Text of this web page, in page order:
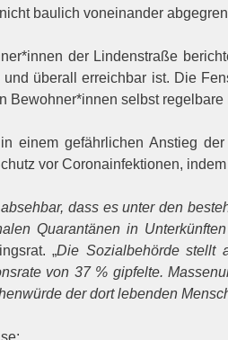
nicht baulich voneinander
der Lindenstraße
und überall erreichbar ist. Die
Bewohner*innen selbst regelbare
einem gefährlichen Anstieg
vor Coronainfektionen,
dass es unter den
Quarantänen in
„Die Sozialbehörde stellt
von 37 % gipfelte.
der dort lebenden